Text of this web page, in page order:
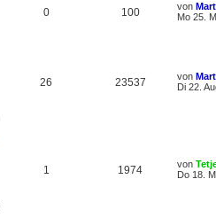
0 100 von
Mo 25.
26 23537 von
Di 22.
1 1974 von
Do 18.